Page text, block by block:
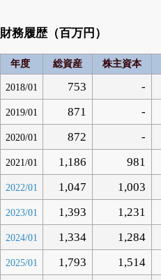
財務履歴（百万円）
年度 総資産 株主資本
2018/01 753 -
2019/01 871 -
2020/01 872 -
2021/01 1,186 981
2022/01 1,047 1,003
2023/01 1,393 1,231
2024/01 1,334 1,284
2025/01 1,793 1,514